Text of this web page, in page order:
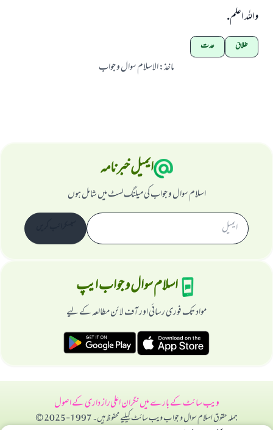
واللہ اعلم.
طلاق عدت
ماخذ:الاسلام سوال و جواب
ایمیل خبرنامہ
اسلام سوال و جواب کی میلنگ لسٹ میں شامل ہوں
اسلام سوال و جواب ایپ
مواد تک فوری رسائی اور آف لائن مطالعہ کے لیے
ویب سائٹ کے بارے میںنگران اعلیراز داری کے اصول
جملہ حقوق اسلام سوال و جواب ویب سائٹ کیلیے محفوظ ہیں۔ 1997-2025 ©